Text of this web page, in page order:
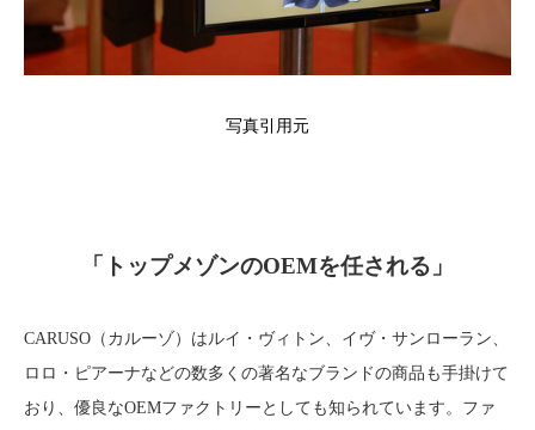
写真引用元
「トップメゾンのOEMを任される」
CARUSO（カルーゾ）はルイ・ヴィトン、イヴ・サンローラン、
ロロ・ピアーナなどの数多くの著名なブランドの商品も手掛けて
おり、優良なOEMファクトリーとしても知られています。ファ